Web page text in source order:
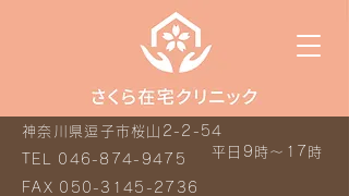
平日9時～17時
神奈川県逗子市桜山2-2-54
TEL 046-874-9475
FAX 050-3145-2736